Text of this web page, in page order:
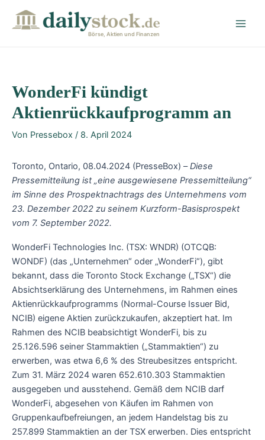
Börse, Aktien und Finanzen
WonderFi kündigt
Aktienrückkaufprogramm an
Von Pressebox / 8. April 2024
Toronto, Ontario, 08.04.2024 (PresseBox) –Diese
Pressemitteilung ist „eine ausgewiesene Pressemitteilung“
im Sinne des Prospektnachtrags des Unternehmens vom
23. Dezember 2022 zu seinem Kurzform-Basisprospekt
vom 7. September 2022.
WonderFi Technologies Inc. (TSX: WNDR) (OTCQB:
WONDF) (das „Unternehmen“ oder „WonderFi“), gibt
bekannt, dass die Toronto Stock Exchange („TSX“) die
Absichtserklärung des Unternehmens, im Rahmen eines
Aktienrückkaufprogramms (Normal-Course Issuer Bid,
NCIB) eigene Aktien zurückzukaufen, akzeptiert hat. Im
Rahmen des NCIB beabsichtigt WonderFi, bis zu
25.126.596 seiner Stammaktien („Stammaktien“) zu
erwerben, was etwa 6,6 % des Streubesitzes entspricht.
Zum 31. März 2024 waren 652.610.303 Stammaktien
ausgegeben und ausstehend. Gemäß dem NCIB darf
WonderFi, abgesehen von Käufen im Rahmen von
Gruppenkaufbefreiungen, an jedem Handelstag bis zu
257.899 Stammaktien an der TSX erwerben. Dies entspricht